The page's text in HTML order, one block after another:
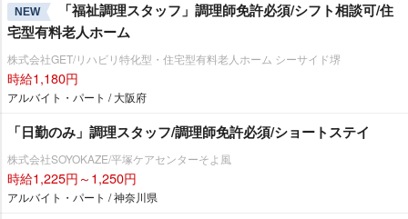
NEW
「福祉調理スタッフ」調理師免許必須/シフト相談可/住
宅型有料老人ホーム
株式会社GET/リハビリ特化型・住宅型有料老人ホーム シーサイド堺
時給1,180円
アルバイト・パート / 大阪府
「日勤のみ」調理スタッフ/調理師免許必須/ショートステイ
株式会社SOYOKAZE/平塚ケアセンターそよ風
時給1,225円～1,250円
アルバイト・パート / 神奈川県